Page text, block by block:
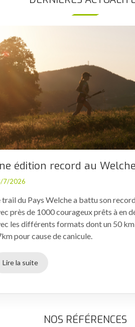
édition record au Welche
7/2026
trail du Pays Welche a battu son
près de 1000 courageux prêts à en
les différents formats dont un 50
pour cause de canicule.
Lire la suite
NOS RÉFÉRENCES